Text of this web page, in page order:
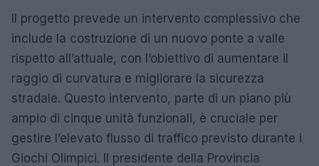
Il progetto prevede un intervento complessivo che
include la costruzione di un nuovo ponte a valle
rispetto all’attuale, con l’obiettivo di aumentare il
raggio di curvatura e migliorare la sicurezza
stradale. Questo intervento, parte di un piano più
ampio di cinque unità funzionali, è cruciale per
gestire l’elevato flusso di traffico previsto durante i
Giochi Olimpici. Il presidente della Provincia